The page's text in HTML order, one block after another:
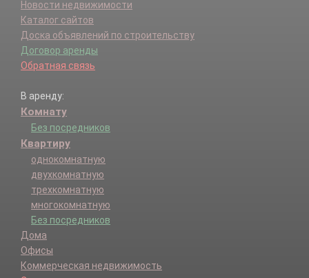
Новости недвижимости
Каталог сайтов
Доска объявлений по строительству
Договор аренды
Обратная связь
В аренду:
Комнату
Без посредников
Квартиру
однокомнатную
двухкомнатную
трехкомнатную
многокомнатную
Без посредников
Дома
Офисы
Коммерческая недвижимость